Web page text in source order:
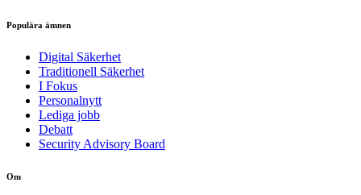
Populära ämnen
Digital Säkerhet
Traditionell Säkerhet
I Fokus
Personalnytt
Lediga jobb
Debatt
Security Advisory Board
Om